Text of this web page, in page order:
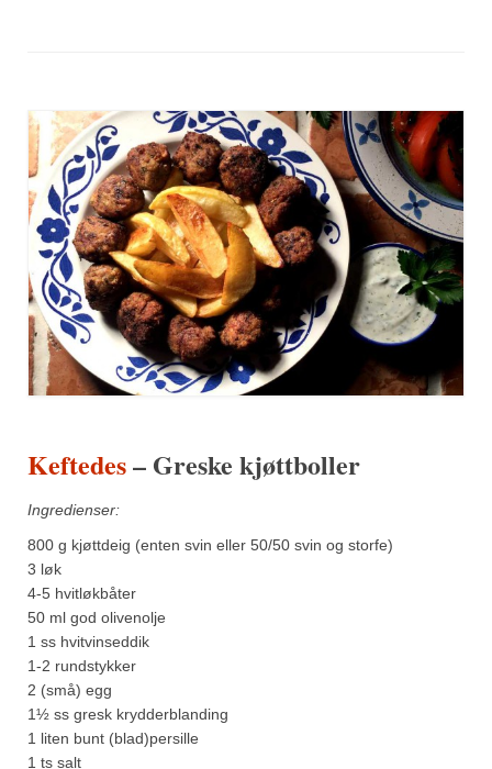
Keftedes– Greske kjøttboller
Ingredienser:
800 g kjøttdeig (enten svin eller 50/50 svin og storfe)
3 løk
4-5 hvitløkbåter
50 ml god olivenolje
1 ss hvitvinseddik
1-2 rundstykker
2 (små) egg
1½ ss gresk krydderblanding
1 liten bunt (blad)persille
1 ts salt